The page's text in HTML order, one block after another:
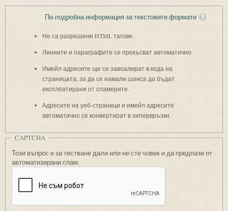
По-подробна информация за текстовите формати
Не са разрешени HTML тагове.
Линиите и параграфите се прекъсват автоматично.
Имейл адресите ще се завоалират в кода на
страницата, за да се намали шанса да бъдат
експлоатирани от спамерите.
Адресите на уеб-страници и имейл адресите
автоматично се конвертират в хипервръзки.
CAPTCHA
Този въпрос е за тестване дали или не сте човек и да предпази от
автоматизирани спам.